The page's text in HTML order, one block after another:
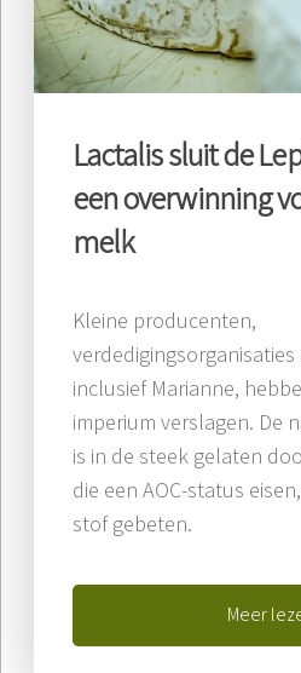
Lactalis sluit de
een overwinning
melk
Kleine producenten,
verdedigingsorganisaties
inclusief Marianne,
imperium verslagen. De
is in de steek gelaten
die een AOC-status
stof gebeten.
Meer